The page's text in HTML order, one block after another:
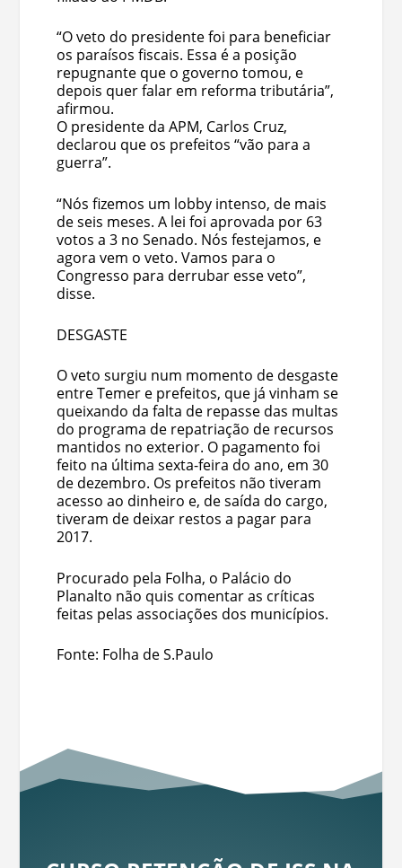
“O veto do presidente foi para beneficiar
os paraísos fiscais. Essa é a posição
repugnante que o governo tomou, e
depois quer falar em reforma tributária”,
afirmou.
O presidente da APM, Carlos Cruz,
declarou que os prefeitos “vão para a
guerra”.
“Nós fizemos um lobby intenso, de mais
de seis meses. A lei foi aprovada por 63
votos a 3 no Senado. Nós festejamos, e
agora vem o veto. Vamos para o
Congresso para derrubar esse veto”,
disse.
DESGASTE
O veto surgiu num momento de desgaste
entre Temer e prefeitos, que já vinham se
queixando da falta de repasse das multas
do programa de repatriação de recursos
mantidos no exterior. O pagamento foi
feito na última sexta-feira do ano, em 30
de dezembro. Os prefeitos não tiveram
acesso ao dinheiro e, de saída do cargo,
tiveram de deixar restos a pagar para
2017.
Procurado pela Folha, o Palácio do
Planalto não quis comentar as críticas
feitas pelas associações dos municípios.
Fonte: Folha de S.Paulo